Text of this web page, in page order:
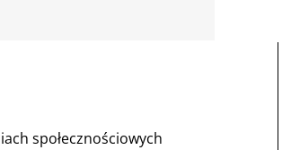
społecznościowych